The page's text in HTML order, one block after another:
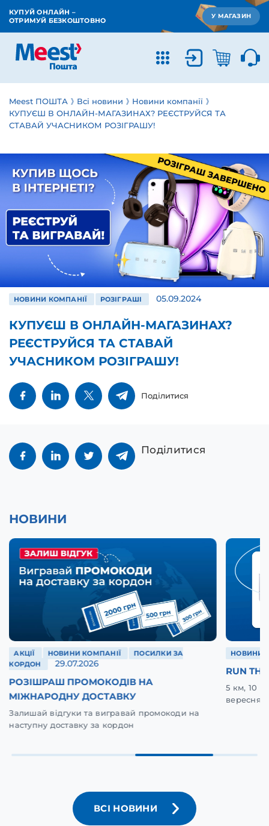
КУПУЙ ОНЛАЙН –
ОТРИМУЙ БЕЗКОШТОВНО
У МАГАЗИН
Meest ПОШТА Всі новини
Новини компанії
КУПУЄШ В ОНЛАЙН-МАГАЗИНАХ? РЕЄСТРУЙСЯ ТА
СТАВАЙ УЧАСНИКОМ РОЗІГРАШУ!
НОВИНИ КОМПАНІЇ РОЗІГРАШІ 05.09.2024
КУПУЄШ В ОНЛАЙН-МАГАЗИНАХ?
РЕЄСТРУЙСЯ ТА СТАВАЙ
УЧАСНИКОМ РОЗІГРАШУ!
Поділитися
Поділитися
НОВИНИ
АКЦІЇ НОВИНИ КОМПАНІЇ
ПОСИЛКИ ЗА
КОРДОН
29.07.2026
РОЗІШРАШ ПРОМОКОДІВ НА
МІЖНАРОДНУ ДОСТАВКУ
Залишай відгуки та вигравай промокоди на
наступну доставку за кордон
НОВИНИ
RUN
5 км, 10
вересня
ВСІ НОВИНИ